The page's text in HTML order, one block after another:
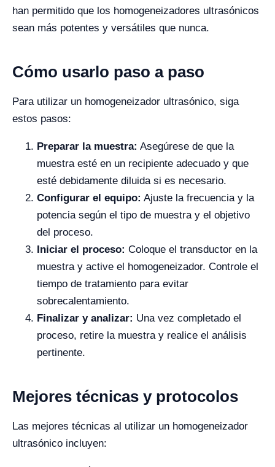
han permitido que los homogeneizadores ultrasónicos
sean más potentes y versátiles que nunca.
Cómo usarlo paso a paso
Para utilizar un homogeneizador ultrasónico, siga
estos pasos:
Preparar la muestra: Asegúrese de que la
muestra esté en un recipiente adecuado y que
esté debidamente diluida si es necesario.
Configurar el equipo: Ajuste la frecuencia y la
potencia según el tipo de muestra y el objetivo
del proceso.
Iniciar el proceso: Coloque el transductor en la
muestra y active el homogeneizador. Controle el
tiempo de tratamiento para evitar
sobrecalentamiento.
Finalizar y analizar: Una vez completado el
proceso, retire la muestra y realice el análisis
pertinente.
Mejores técnicas y protocolos
Las mejores técnicas al utilizar un homogeneizador
ultrasónico incluyen: